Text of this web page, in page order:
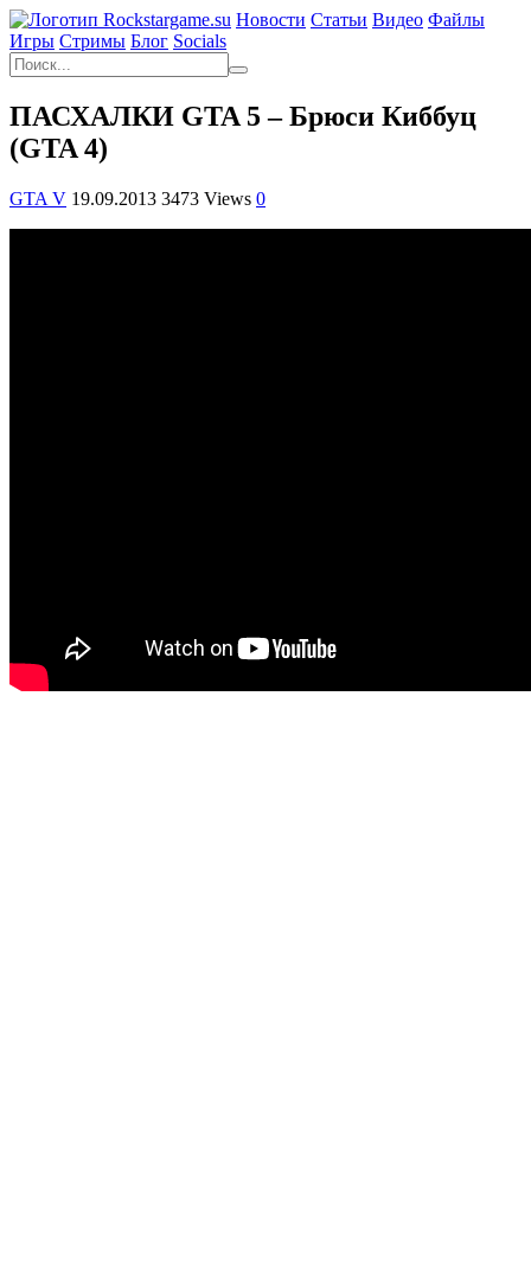
Новости Статьи Видео Файлы
Игры Cтримы Блог Socials
ПАСХАЛКИ GTA 5 – Брюси Киббуц
(GTA 4)
GTA V 19.09.2013 3473 Views 0